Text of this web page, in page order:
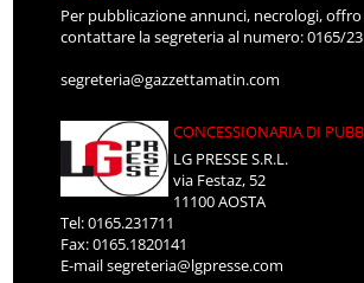
Per pubblicazione annunci, necrologi,
contattare la segreteria al numero: 0165/
segreteria@gazzettamatin.com
CONCESSIONARIA DI
LG PRESSE S.R.L.
via Festaz, 52
11100 AOSTA
Tel: 0165.231711
Fax: 0165.1820141
E-mailsegreteria@lgpresse.com